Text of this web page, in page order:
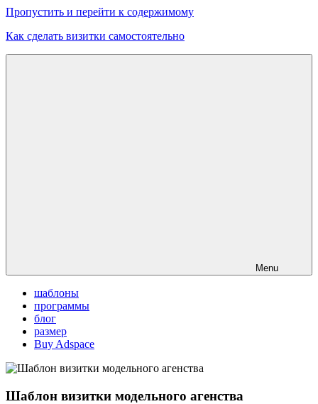
Пропустить и перейти к содержимому
Как сделать визитки самостоятельно
Menu
шаблоны
программы
блог
размер
Buy Adspace
Шаблон визитки модельного агенства